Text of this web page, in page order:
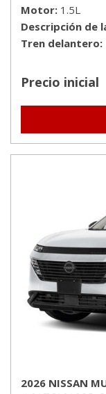
Motor 1.5L
Descripción de
Tren delantero
Precio inicial
2026 NISSAN